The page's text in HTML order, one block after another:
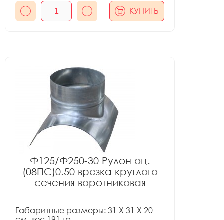
КУПИТЬ
Ф125/Ф250-30 Рулон оц.
(08ПС)0.50 врезка круглого
сечения воротниковая
Габаритные размеры: 31 X 31 X 20